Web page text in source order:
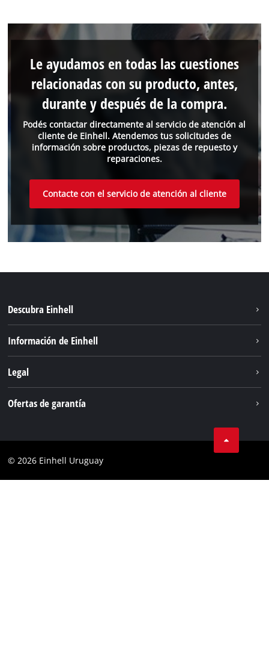
Podés contactar directamente al servicio de atención al
cliente de Einhell. Atendemos tus solicitudes de
información sobre productos, piezas de repuesto y
reparaciones.
Le ayudamos en todas las cuestiones
relacionadas con su producto, antes,
durante y después de la compra.
Contacte con el servicio de atención al cliente
Descubra Einhell
Servicio
Información de Einhell
Legal
Cumplimiento
Ofertas de garantía
Garantía PurePower Brushless
© 2026 Einhell Uruguay